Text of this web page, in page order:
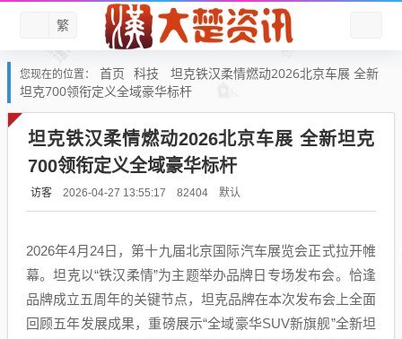
繁
您现在的位置： 首页 科技
坦克铁汉柔情燃动2026北京车展 全新
坦克700领衔定义全域豪华标杆
坦克铁汉柔情燃动2026北京车展 全新坦克
700领衔定义全域豪华标杆
访客 2026-04-27 13:55:17 82404 默认
2026年4月24日，第十九届北京国际汽车展览会正式拉开帷
幕。坦克以“铁汉柔情”为主题举办品牌日专场发布会。恰逢
品牌成立五周年的关键节点，坦克品牌在本次发布会上全面
回顾五年发展成果，重磅展示“全域豪华SUV新旗舰”全新坦